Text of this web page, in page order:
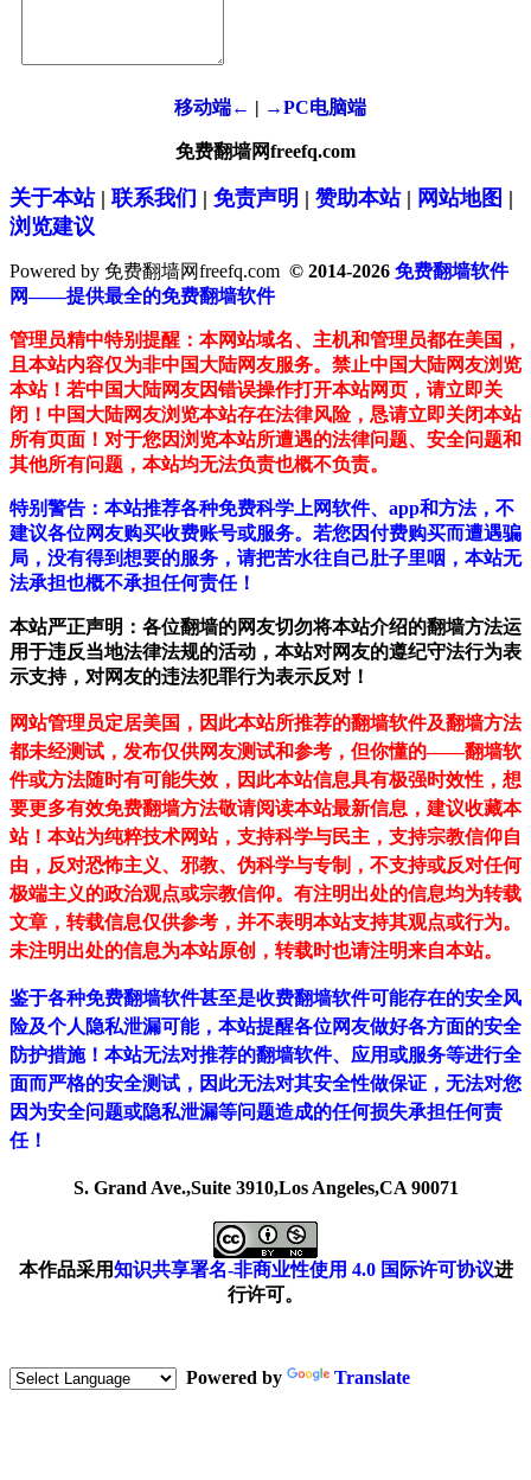
移动端← | →PC电脑端
免费翻墙网freefq.com
关于本站| 联系我们 | 免责声明 | 赞助本站| 网站地图 |
浏览建议
Powered by 免费翻墙网freefq.com © 2014-2026 免费翻墙软件
网——提供最全的免费翻墙软件
管理员精中特别提醒：本网站域名、主机和管理员都在美国，
且本站内容仅为非中国大陆网友服务。禁止中国大陆网友浏览
本站！若中国大陆网友因错误操作打开本站网页，请立即关
闭！中国大陆网友浏览本站存在法律风险，恳请立即关闭本站
所有页面！对于您因浏览本站所遭遇的法律问题、安全问题和
其他所有问题，本站均无法负责也概不负责。
特别警告：本站推荐各种免费科学上网软件、app和方法，不
建议各位网友购买收费账号或服务。若您因付费购买而遭遇骗
局，没有得到想要的服务，请把苦水往自己肚子里咽，本站无
法承担也概不承担任何责任！
本站严正声明：各位翻墙的网友切勿将本站介绍的翻墙方法运
用于违反当地法律法规的活动，本站对网友的遵纪守法行为表
示支持，对网友的违法犯罪行为表示反对！
网站管理员定居美国，因此本站所推荐的翻墙软件及翻墙方法
都未经测试，发布仅供网友测试和参考，但你懂的——翻墙软
件或方法随时有可能失效，因此本站信息具有极强时效性，想
要更多有效免费翻墙方法敬请阅读本站最新信息，建议收藏本
站！ 本站为纯粹技术网站，支持科学与民主，支持宗教信仰自
由，反对恐怖主义、邪教、伪科学与专制，不支持或反对任何
极端主义的政治观点或宗教信仰。有注明出处的信息均为转载
文章，转载信息仅供参考，并不表明本站支持其观点或行为。
未注明出处的信息为本站原创，转载时也请注明来自本站。
鉴于各种免费翻墙软件甚至是收费翻墙软件可能存在的安全风
险及个人隐私泄漏可能，本站提醒各位网友做好各方面的安全
防护措施！本站无法对推荐的翻墙软件、应用或服务等进行全
面而严格的安全测试，因此无法对其安全性做保证，无法对您
因为安全问题或隐私泄漏等问题造成的任何损失承担任何责
任！
S. Grand Ave.,Suite 3910,Los Angeles,CA 90071
本作品采用知识共享署名-非商业性使用 4.0 国际许可协议进
行许可。
Powered by Translate